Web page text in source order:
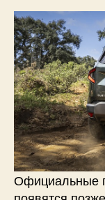
Официальные